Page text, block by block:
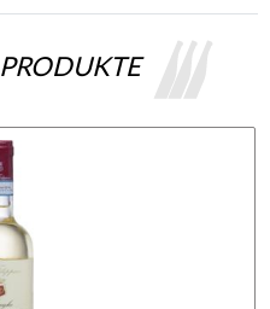
PRODUKTE